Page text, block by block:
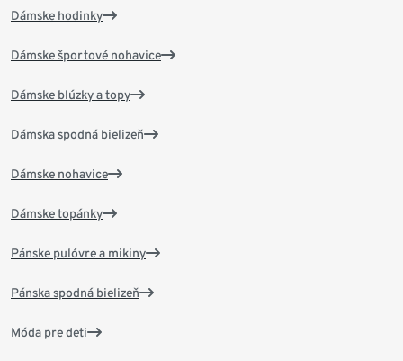
Dámske hodinky
Dámske športové nohavice
Dámske blúzky a topy
Dámska spodná bielizeň
Dámske nohavice
Dámske topánky
Pánske pulóvre a mikiny
Pánska spodná bielizeň
Móda pre deti